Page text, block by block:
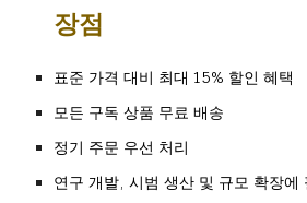
장점
표준 가격 대비 최대 15% 할인 혜택
모든 구독 상품 무료 배송
정기 주문 우선 처리
연구 개발, 시범 생산 및 규모 확장에